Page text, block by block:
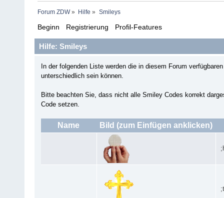
Forum ZDW» Hilfe » Smileys
Beginn Registrierung Profil-Features
Hilfe: Smileys
In der folgenden Liste werden die in diesem Forum
unterschiedlich sein können.
Bitte beachten Sie, dass nicht alle Smiley Codes korrekt
Code setzen.
Name Bild (zum Einfügen anklicken)